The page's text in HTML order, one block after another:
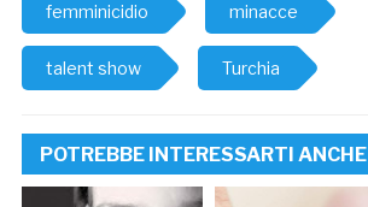
femminicidio minacce
talent show Turchia
POTREBBE INTERESSARTI ANCHE